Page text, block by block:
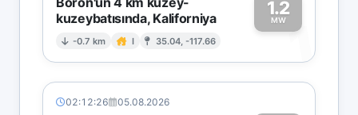
kuzeybatısında, Kaliforniya
-0.7 km I 35.04, -117.66
1.2
MW1
02:12:26 05.08.2026